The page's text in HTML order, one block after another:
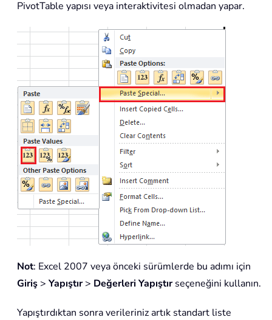
PivotTable yapısı veya interaktivitesi olmadan yapar.
Not: Excel 2007 veya önceki sürümlerde bu adımı için
Giriş > Yapıştır> Değerleri Yapıştırseçeneğini kullanın.
Yapıştırdıktan sonra verileriniz artık standart liste